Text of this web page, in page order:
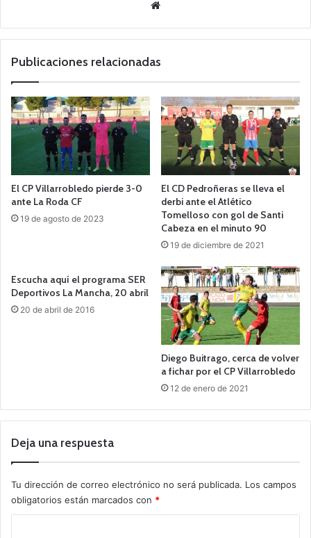
we
Publicaciones relacionadas
El CP Villarrobledo pierde 3-0
ante La Roda CF
19 de agosto de 2023
El CD Pedroñeras se lleva el
derbi ante el Atlético
Tomelloso con gol de Santi
Cabeza en el minuto 90
19 de diciembre de 2021
Escucha aquí el programa SER
Deportivos La Mancha, 20 abril
20 de abril de 2016
Diego Buitrago, cerca de volver
a fichar por el CP Villarrobledo
12 de enero de 2021
Deja una respuesta
Tu dirección de correo electrónico no será publicada. Los campos
obligatorios están marcados con *